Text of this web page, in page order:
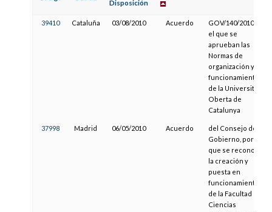
Disposición
39410 Cataluña 03/08/2010 Acuerdo
GOV/140/2010, por
el que se
aprueban las
Normas de
organización y
funcionamiento
de la Universitat
Oberta de
Catalunya
37998 Madrid 06/05/2010 Acuerdo
del Consejo de
Gobierno, por el
que se reconoce
la creación y
puesta en
funcionamiento
de la Facultad de
Ciencias